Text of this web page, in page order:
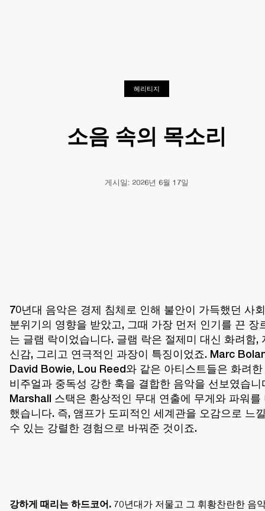
헤리티지
소음 속의 목소리
게시일: 2026년 6월 17일
70년대 음악은 경제 침체로 인해 불안이 가득했던 사회
분위기의 영향을 받았고, 그때 가장 먼저 인기를 끈 장
는 글램 락이었습니다. 글램 락은 절제미 대신 화려함,
신감, 그리고 연극적인 과장이 특징이었죠. Marc
David Bowie, Lou Reed와 같은 아티스트들은 화려한
비주얼과 중독성 강한 훅을 결합한 음악을 선보였습니
Marshall 스택은 환상적인 무대 연출에 무게와 파워를
했습니다. 즉, 앰프가 도피적인 세계관을 오감으로 느
수 있는 강렬한 경험으로 바꿔준 것이죠.
강하게 때리는 하드코어. 70년대가 저물고 그 휘황찬란한 음